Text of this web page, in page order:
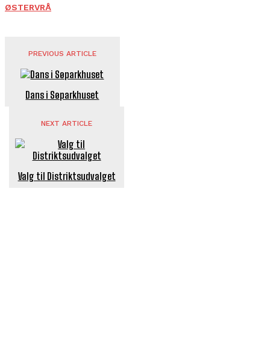
ØSTERVRÅ
PREVIOUS ARTICLE
Dans i Søparkhuset
NEXT ARTICLE
Valg til Distriktsudvalget